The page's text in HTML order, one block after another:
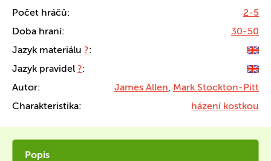
Počet hráčů:
2-5
Doba hraní:
30-50
Jazyk materiálu ?:
Jazyk pravidel ?:
Autor:
James Allen, Mark Stockton-Pitt
Charakteristika:
házení kostkou
Popis